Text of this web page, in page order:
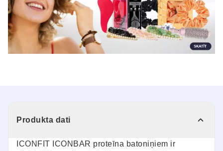
Produkta dati
ICONFIT ICONBAR proteīna batoniņiem ir